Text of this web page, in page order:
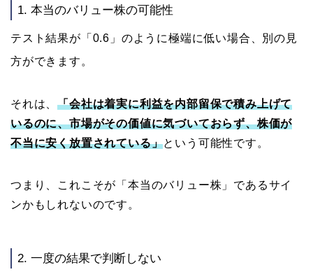
1. 本当のバリュー株の可能性
テスト結果が「0.6」のように極端に低い場合、別の見
方ができます。
それは、「会社は着実に利益を内部留保で積み上げて
いるのに、市場がその価値に気づいておらず、株価が
不当に安く放置されている」という可能性です。
つまり、これこそが「本当のバリュー株」であるサイ
ンかもしれないのです。
2. 一度の結果で判断しない